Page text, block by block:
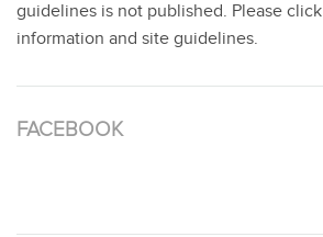
guidelines is not published. Please click
information and site guidelines.
FACEBOOK